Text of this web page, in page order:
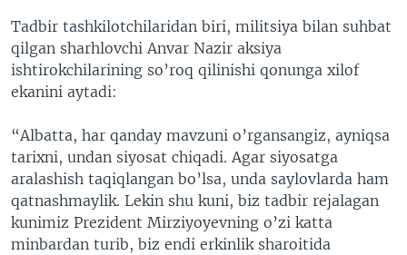
Tadbir tashkilotchilaridan biri, militsiya bilan suhbat
qilgan sharhlovchi Anvar Nazir aksiya
ishtirokchilarining so’roq qilinishi qonunga xilof
ekanini aytadi:
“Albatta, har qanday mavzuni o’rgansangiz, ayniqsa
tarixni, undan siyosat chiqadi. Agar siyosatga
aralashish taqiqlangan bo’lsa, unda saylovlarda ham
qatnashmaylik. Lekin shu kuni, biz tadbir rejalagan
kunimiz Prezident Mirziyoyevning o’zi katta
minbardan turib, biz endi erkinlik sharoitida